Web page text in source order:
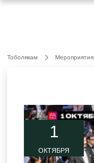
Тоболякам Мероприятия
1
ОКТЯБРЯ